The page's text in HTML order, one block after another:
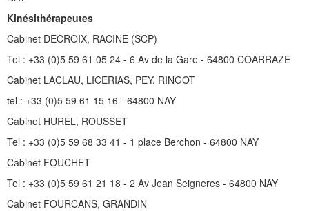
Kinésithérapeutes
Cabinet DECROIX, RACINE (SCP)
Tel : +33 (0)5 59 61 05 24 - 6 Av de la Gare - 64800 COARRAZE
Cabinet LACLAU, LICERIAS, PEY, RINGOT
tel : +33 (0)5 59 61 15 16 - 64800 NAY
Cabinet HUREL, ROUSSET
Tel : +33 (0)5 59 68 33 41 - 1 place Berchon - 64800 NAY
Cabinet FOUCHET
Tel : +33 (0)5 59 61 21 18 - 2 Av Jean Seigneres - 64800 NAY
Cabinet FOURCANS, GRANDIN